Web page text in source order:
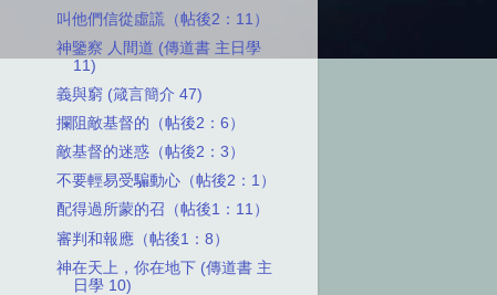
叫他們信從虛謊（帖後2：11）
神鑒察 人間道 (傳道書 主日學
11)
義與窮 (箴言簡介 47)
攔阻敵基督的（帖後2：6）
敵基督的迷惑（帖後2：3）
不要輕易受騙動心（帖後2：1）
配得過所蒙的召（帖後1：11）
審判和報應（帖後1：8）
神在天上，你在地下 (傳道書 主
日學 10)